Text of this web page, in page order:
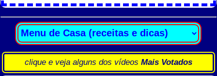
clique e veja alguns dos vídeos Mais Votados